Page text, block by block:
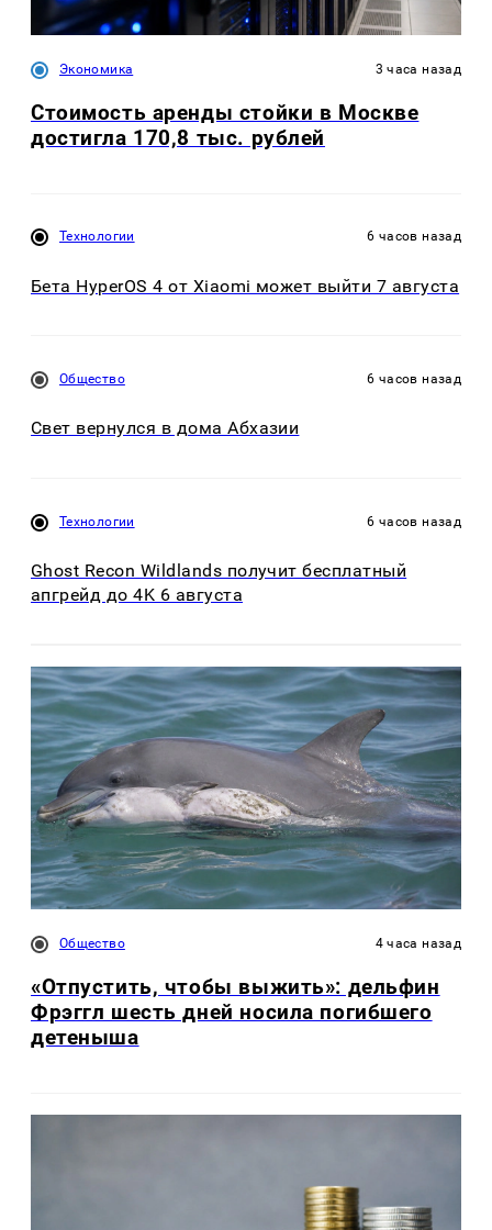
Экономика 3 часа назад
Стоимость аренды стойки в Москве
достигла 170,8 тыс. рублей
Технологии 6 часов назад
Бета HyperOS 4 от Xiaomi может выйти 7 августа
Общество 6 часов назад
Свет вернулся в дома Абхазии
Технологии 6 часов назад
Ghost Recon Wildlands получит бесплатный
апгрейд до 4K 6 августа
Общество 4 часа назад
«Отпустить, чтобы выжить»: дельфин
Фрэггл шесть дней носила погибшего
детеныша